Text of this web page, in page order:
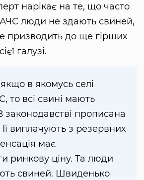
нарікає на те, що часто
люди не здають свиней,
призводить до ще гірших
галузі.
в якомусь селі
то всі свині мають
законодавстві прописана
виплачують з резервних
має
ринкову ціну. Та люди
свиней. Швиденько